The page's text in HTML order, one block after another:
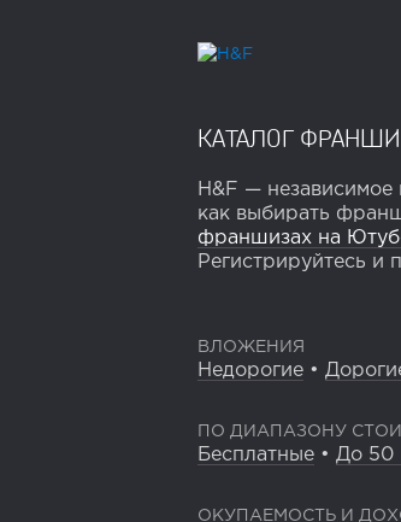
КАТАЛОГ
H&F —
как выбирать
франшизах на
Регистрируйтесь и
ВЛОЖЕНИЯ
Недорогие •
ПО ДИАПАЗОНУ
Бесплатные • До 50
ОКУПАЕМОСТЬ И